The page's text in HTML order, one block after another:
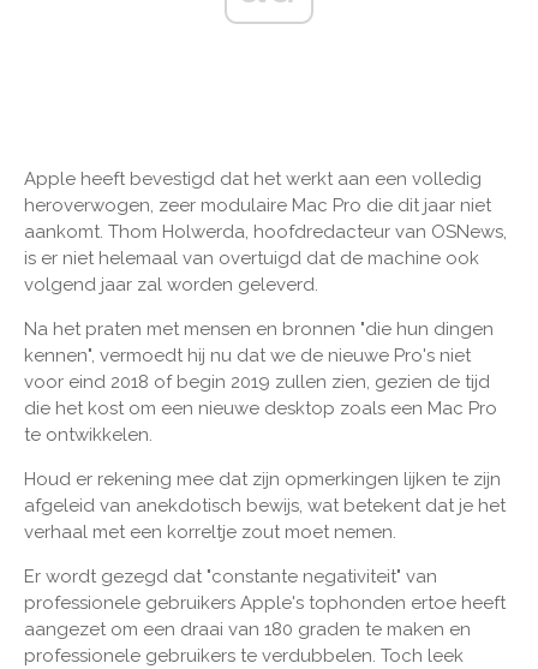
Apple heeft bevestigd dat het werkt aan een volledig
heroverwogen, zeer modulaire Mac Pro die dit jaar niet
aankomt. Thom Holwerda, hoofdredacteur van OSNews,
is er niet helemaal van overtuigd dat de machine ook
volgend jaar zal worden geleverd.
Na het praten met mensen en bronnen "die hun dingen
kennen", vermoedt hij nu dat we de nieuwe Pro's niet
voor eind 2018 of begin 2019 zullen zien, gezien de tijd
die het kost om een ​​nieuwe desktop zoals een Mac Pro
te ontwikkelen.
Houd er rekening mee dat zijn opmerkingen lijken te zijn
afgeleid van anekdotisch bewijs, wat betekent dat je het
verhaal met een korreltje zout moet nemen.
Er wordt gezegd dat "constante negativiteit" van
professionele gebruikers Apple's tophonden ertoe heeft
aangezet om een ​​draai van 180 graden te maken en
professionele gebruikers te verdubbelen. Toch leek